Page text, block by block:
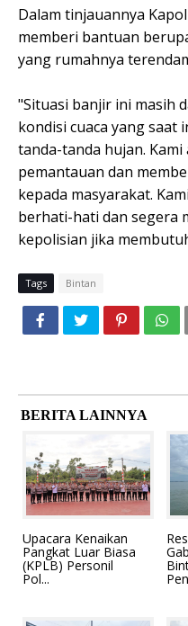
Dalam tinjauannya
memberi bantuan
yang rumahnya
"Situasi banjir ini masih
kondisi cuaca yang saat
tanda-tanda hujan.
pemantauan dan
kepada masyarakat.
berhati-hati dan segera
kepolisian jika
Tags Bintan
BERITA LAINNYA
Upacara Kenaikan
Pangkat Luar Biasa
(KPLB) Personil
Pol...